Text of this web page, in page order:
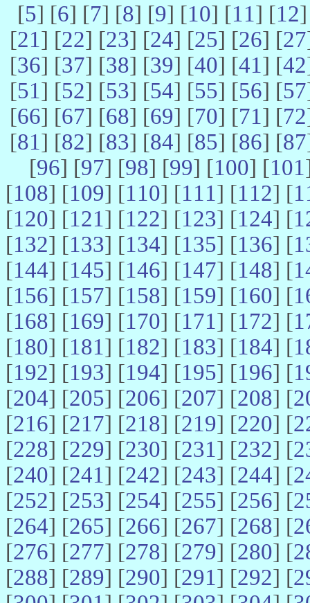
[5] [6] [7] [8] [9] [10] [11] [12
[21] [22] [23] [24] [25] [26] [27
[36] [37] [38] [39] [40] [41] [42
[51] [52] [53] [54] [55] [56] [57
[66] [67] [68] [69] [70] [71] [72
[81] [82] [83] [84] [85] [86] [87
[96] [97] [98] [99] [100] [101
[108] [109] [110] [111] [112] [
[120] [121] [122] [123] [124] [
[132] [133] [134] [135] [136] [
[144] [145] [146] [147] [148] [
[156] [157] [158] [159] [160] [
[168] [169] [170] [171] [172] [
[180] [181] [182] [183] [184] [
[192] [193] [194] [195] [196] [
[204] [205] [206] [207] [208] [
[216] [217] [218] [219] [220] [
[228] [229] [230] [231] [232] [
[240] [241] [242] [243] [244] [
[252] [253] [254] [255] [256] [
[264] [265] [266] [267] [268] [
[276] [277] [278] [279] [280] [
[288] [289] [290] [291] [292] [